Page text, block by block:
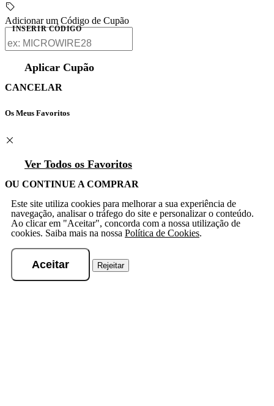
Adicionar um Código de Cupão
INSERIR CÓDIGO
Aplicar Cupão
CANCELAR
Os Meus Favoritos
Ver Todos os Favoritos
OU CONTINUE A COMPRAR
Este site utiliza cookies para melhorar a sua experiência de
navegação, analisar o tráfego do site e personalizar o conteúdo.
Ao clicar em "Aceitar", concorda com a nossa utilização de
cookies. Saiba mais na nossa Política de Cookies.
Aceitar Rejeitar